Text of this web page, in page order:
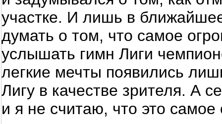
участке. И лишь в
думать о том, что самое
услышать гимн Лиги
легкие мечты появились
Лигу в качестве зрителя. А
и я не считаю, что это